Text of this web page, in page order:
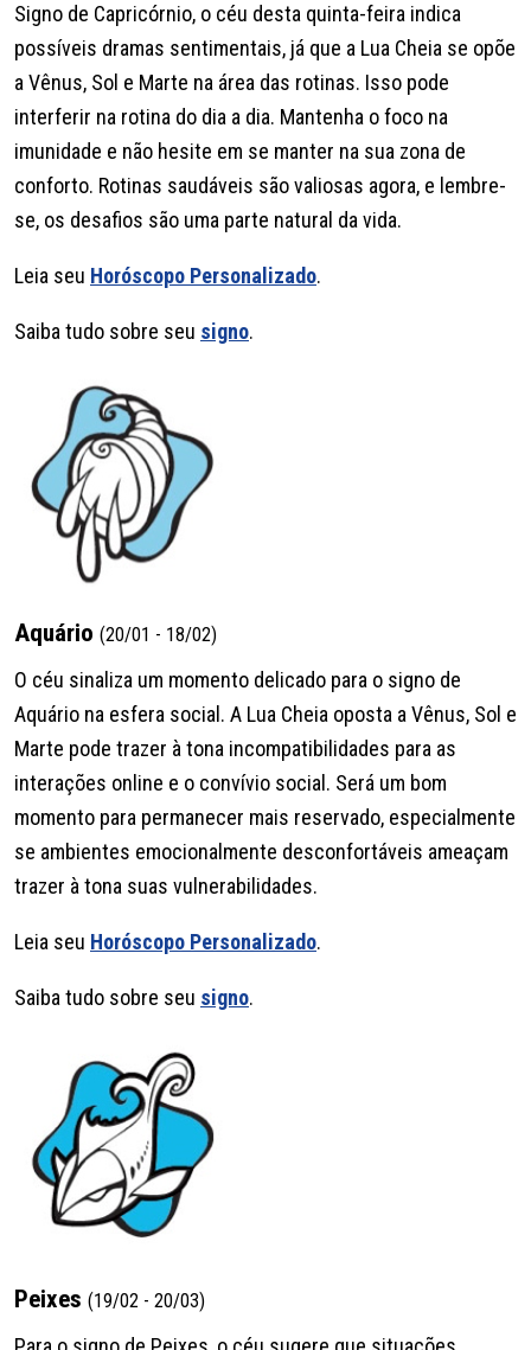
Signo de Capricórnio, o céu desta quinta-feira indica
possíveis dramas sentimentais, já que a Lua Cheia se opõe
a Vênus, Sol e Marte na área das rotinas. Isso pode
interferir na rotina do dia a dia. Mantenha o foco na
imunidade e não hesite em se manter na sua zona de
conforto. Rotinas saudáveis são valiosas agora, e lembre-
se, os desafios são uma parte natural da vida.
Leia seu Horóscopo Personalizado.
Saiba tudo sobre seu signo.
Aquário (20/01 - 18/02)
O céu sinaliza um momento delicado para o signo de
Aquário na esfera social. A Lua Cheia oposta a Vênus, Sol e
Marte pode trazer à tona incompatibilidades para as
interações online e o convívio social. Será um bom
momento para permanecer mais reservado, especialmente
se ambientes emocionalmente desconfortáveis ameaçam
trazer à tona suas vulnerabilidades.
Leia seu Horóscopo Personalizado.
Saiba tudo sobre seu signo.
Peixes (19/02 - 20/03)